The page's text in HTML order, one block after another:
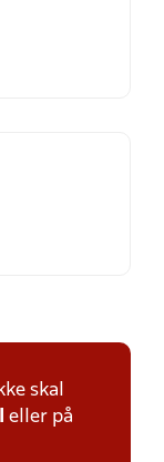
skal
eller på